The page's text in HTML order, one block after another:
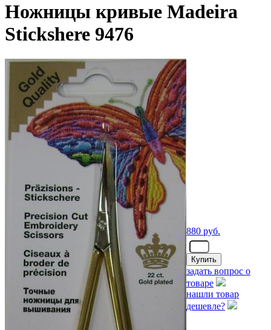
Ножницы кривые Madeira
Stickshere 9476
880 руб.
задать вопрос о
товаре
нашли товар
дешевле?